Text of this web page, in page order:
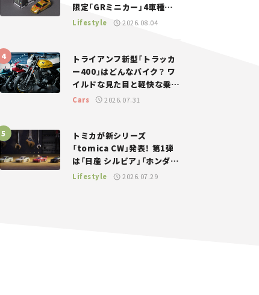
限定「GRミニカー」4車種が
登場。入手方法は？【クルマ
Lifestyle 2026.08.04
トライアンフ新型「トラッカ
ー400」はどんなバイク？ ワ
イルドな見た目と軽快な乗り
味を両立した400ccフラット
Cars 2026.07.31
トミカが新シリーズ
「tomica CW」発表！ 第1弾
は「日産 シルビア」「ホンダ
NSX」が登場。世界が注目す
Lifestyle 2026.07.29